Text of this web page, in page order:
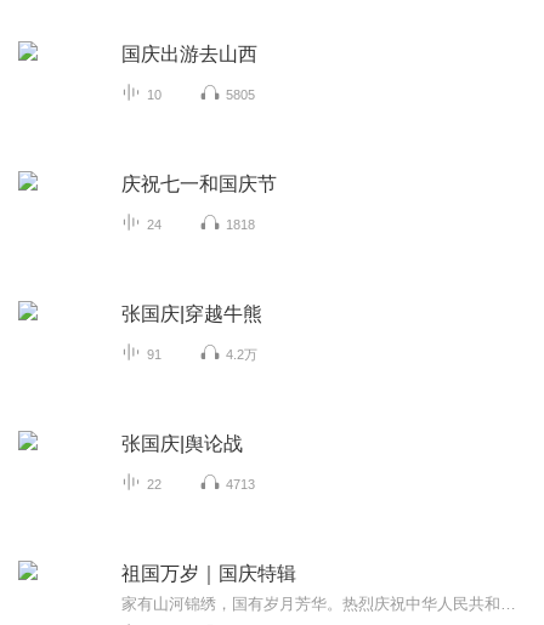
国庆出游去山西
10 5805
庆祝七一和国庆节
24 1818
张国庆|穿越牛熊
91 4.2万
张国庆|舆论战
22 4713
祖国万岁｜国庆特辑